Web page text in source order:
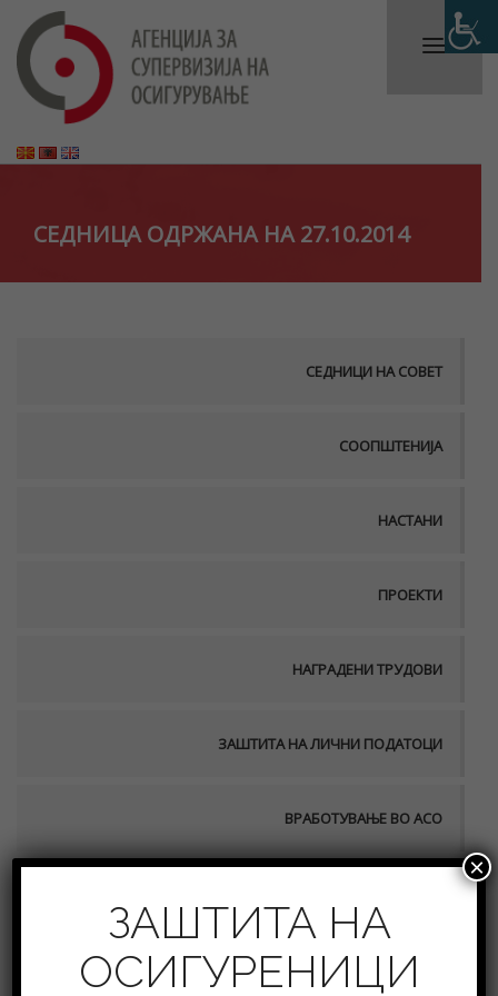
СЕДНИЦА ОДРЖАНА НА 27.10.2014
СЕДНИЦИ НА СОВЕТ
СООПШТЕНИЈА
НАСТАНИ
ПРОЕКТИ
НАГРАДЕНИ ТРУДОВИ
ЗАШТИТА НА ЛИЧНИ ПОДАТОЦИ
ВРАБОТУВАЊЕ ВО АСО
ЗАШТИТА НА
ОСИГУРЕНИЦИ
×